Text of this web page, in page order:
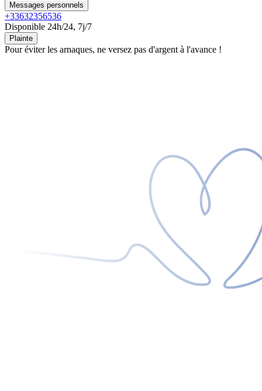
Messages personnels
+33632356536
Disponible 24h/24, 7j/7
Plainte
Pour éviter les arnaques, ne versez pas d'argent à l'avance !